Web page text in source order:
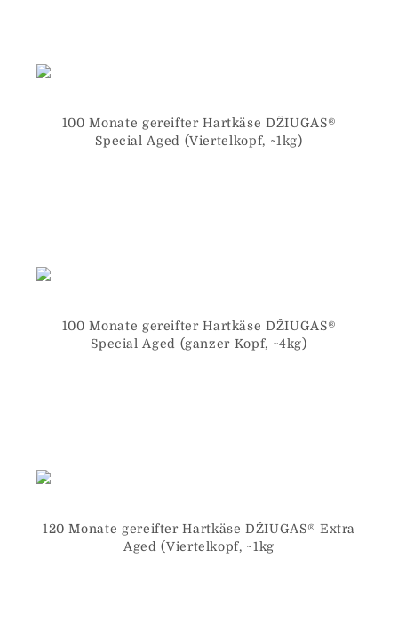
100 Monate gereifter Hartkäse DŽIUGAS®
Special Aged (Viertelkopf, ~1kg)
100 Monate gereifter Hartkäse DŽIUGAS®
Special Aged (ganzer Kopf, ~4kg)
120 Monate gereifter Hartkäse DŽIUGAS® Extra
Aged (Viertelkopf, ~1kg